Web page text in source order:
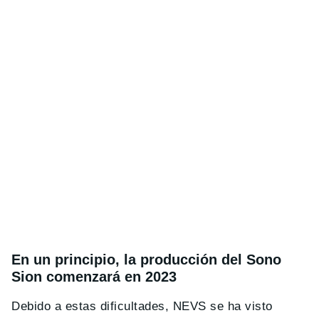
En un principio, la producción del Sono
Sion comenzará en 2023
Debido a estas dificultades, NEVS se ha visto